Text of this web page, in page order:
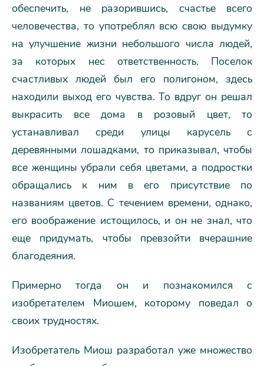
обеспечить, не разорившись, счастье всего
человечества, то употреблял всю свою выдумку
на улучшение жизни небольшого числа людей,
за которых нес ответственность. Поселок
счастливых людей был его полигоном, здесь
находили выход его чувства. То вдруг он решал
выкрасить все дома в розовый цвет, то
устанавливал среди улицы карусель с
деревянными лошадками, то приказывал, чтобы
все женщины убрали себя цветами, а подростки
обращались к ним в его присутствие по
названиям цветов. С течением времени, однако,
его воображение истощилось, и он не знал, что
еще придумать, чтобы превзойти вчерашние
благодеяния.
Примерно тогда он и познакомился с
изобретателем Миошем, которому поведал о
своих трудностях.
Изобретатель Миош разработал уже множество